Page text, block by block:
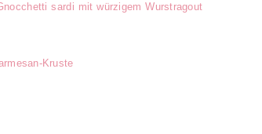
hetti sardi mit würzigem Wurstragout
Kruste